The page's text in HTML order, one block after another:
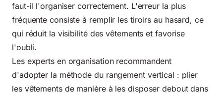
faut-il l'organiser correctement. L'erreur la plus
fréquente consiste à remplir les tiroirs au hasard, ce
qui réduit la visibilité des vêtements et favorise
l'oubli.
Les experts en organisation recommandent
d'adopter la méthode du rangement vertical : plier
les vêtements de manière à les disposer debout dans